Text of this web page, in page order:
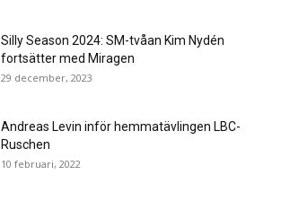
Silly Season 2024: SM-tvåan Kim Nydén
fortsätter med Miragen
29 december, 2023
Andreas Levin inför hemmatävlingen LBC-
Ruschen
10 februari, 2022